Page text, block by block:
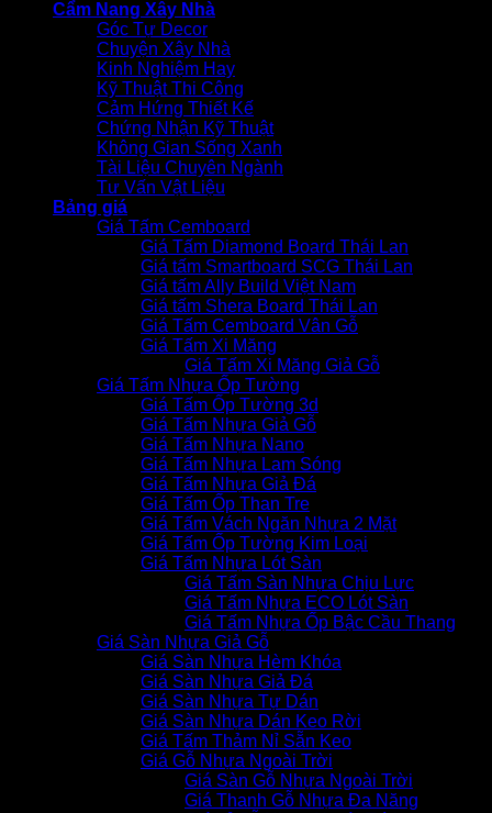
Cẩm Nang Xây Nhà
Góc Tự Decor
Chuyện Xây Nhà
Kinh Nghiệm Hay
Kỹ Thuật Thi Công
Cảm Hứng Thiết Kế
Chứng Nhận Kỹ Thuật
Không Gian Sống Xanh
Tài Liệu Chuyên Ngành
Tư Vấn Vật Liệu
Bảng giá
Giá Tấm Cemboard
Giá Tấm Diamond Board Thái Lan
Giá tấm Smartboard SCG Thái Lan
Giá tấm Ally Build Việt Nam
Giá tấm Shera Board Thái Lan
Giá Tấm Cemboard Vân Gỗ
Giá Tấm Xi Măng
Giá Tấm Xi Măng Giả Gỗ
Giá Tấm Nhựa Ốp Tường
Giá Tấm Ốp Tường 3d
Giá Tấm Nhựa Giả Gỗ
Giá Tấm Nhựa Nano
Giá Tấm Nhựa Lam Sóng
Giá Tấm Nhựa Giả Đá
Giá Tấm Ốp Than Tre
Giá Tấm Vách Ngăn Nhựa 2 Mặt
Giá Tấm Ốp Tường Kim Loại
Giá Tấm Nhựa Lót Sàn
Giá Tấm Sàn Nhựa Chịu Lực
Giá Tấm Nhựa ECO Lót Sàn
Giá Tấm Nhựa Ốp Bậc Cầu Thang
Giá Sàn Nhựa Giả Gỗ
Giá Sàn Nhựa Hèm Khóa
Giá Sàn Nhựa Giả Đá
Giá Sàn Nhựa Tự Dán
Giá Sàn Nhựa Dán Keo Rời
Giá Tấm Thảm Nỉ Sẵn Keo
Giá Gỗ Nhựa Ngoài Trời
Giá Sàn Gỗ Nhựa Ngoài Trời
Giá Thanh Gỗ Nhựa Đa Năng